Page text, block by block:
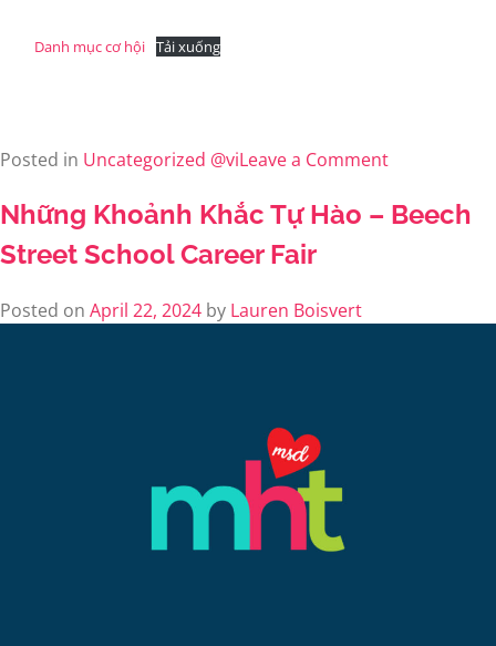
Danh mục cơ hội Tải xuống
Posted in Uncategorized @viLeave a Comment
Những Khoảnh Khắc Tự Hào – Beech
Street School Career Fair
Posted on April 22, 2024 by Lauren Boisvert